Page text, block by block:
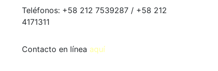
Teléfonos: +58 212 7539287 / +58 212
4171311
Contacto en línea aquí